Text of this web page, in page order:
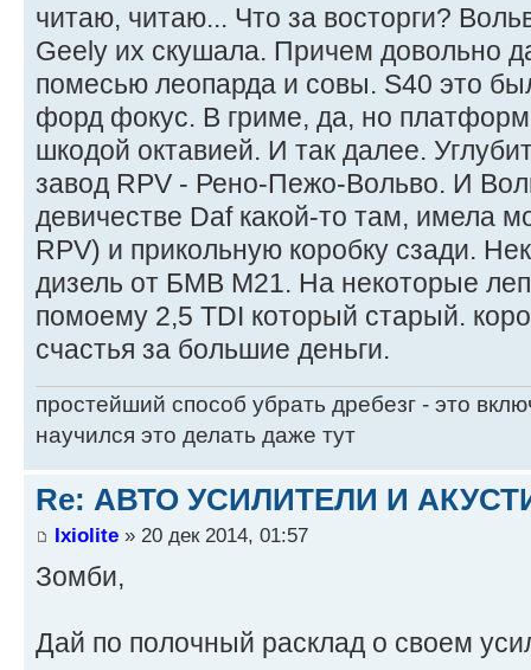
читаю, читаю... Что за восторги?
Geely их скушала. Причем довольно
помесью леопарда и совы. S40 это
форд фокус. В гриме, да, но
шкодой октавией. И так далее.
завод RPV - Рено-Пежо-Вольво. И
девичестве Daf какой-то там, имела
RPV) и прикольную коробку сзади.
дизель от БМВ М21. На некоторые
помоему 2,5 TDI который старый.
счастья за большие деньги.
простейший способ убрать дребезг - это
научился это делать даже тут
Re: АВТО УСИЛИТЕЛИ И
Ixiolite » 20 дек 2014, 01:57
Зомби,
Дай по полочный расклад о своем